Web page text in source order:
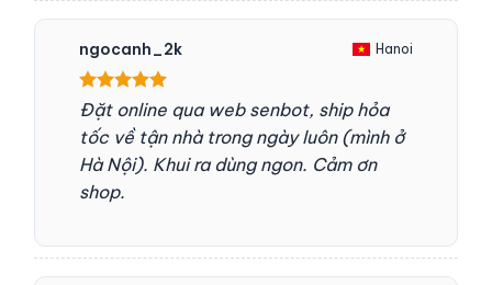
ngocanh_2k Hanoi
Được xếp
hạng55
sao
Đặt online qua web senbot, ship hỏa
tốc về tận nhà trong ngày luôn (mình ở
Hà Nội). Khui ra dùng ngon. Cảm ơn
shop.